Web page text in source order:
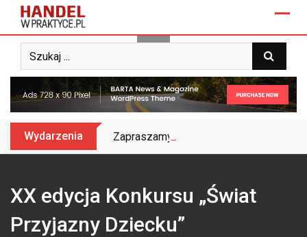
content
Wydarzenia Zapraszamy na Biznes&Trendy 2025
XX edycja Konkursu „Świat
Przyjazny Dziecku”